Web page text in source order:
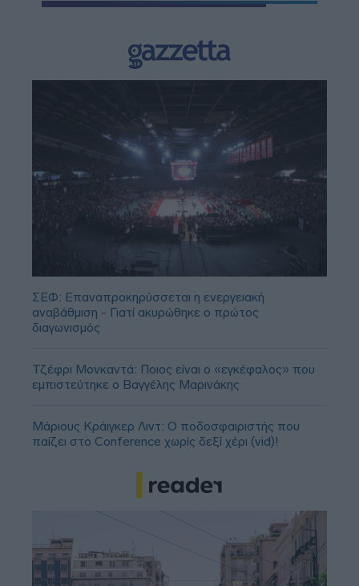
ΣΕΦ: Επαναπροκηρύσσεται η ενεργειακή
αναβάθμιση - Γιατί ακυρώθηκε ο πρώτος
διαγωνισμός
Τζέφρι Μονκαντά: Ποιος είναι ο «εγκέφαλος» που
εμπιστεύτηκε ο Βαγγέλης Μαρινάκης
Μάριους Κράιγκερ Λιντ: Ο ποδοσφαιριστής που
παίζει στο Conference χωρίς δεξί χέρι (vid)!